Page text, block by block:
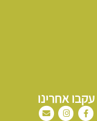
עקבו אחרינו